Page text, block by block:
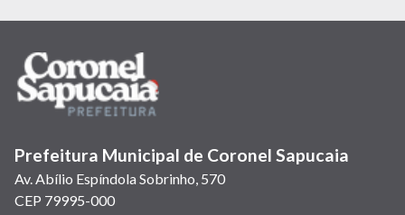
Prefeitura Municipal de Coronel Sapucaia
Av. Abílio Espíndola Sobrinho, 570
CEP 79995-000